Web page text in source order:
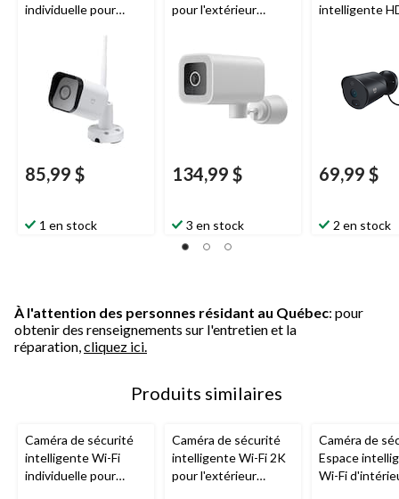
individuelle pour
85,99 $
1 en stock
pour l'extérieur
134,99 $
3 en stock
intelligente
cote
IP65 et vision
69,99 $
2 en stock
À l'attention des personnes résidant au Québec: pour
obtenir des renseignements sur l'entretien et la
réparation, cliquez ici.
Produits similaires
Caméra de sécurité
intelligente Wi-Fi
individuelle pour
Caméra de sécurité
intelligente Wi-Fi 2K
pour l'extérieur
Caméra de
Espace
Wi-Fi